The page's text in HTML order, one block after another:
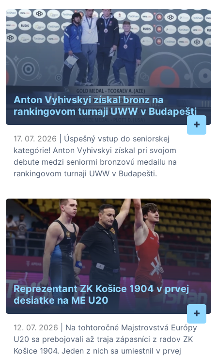
Anton Vyhivskyi získal bronz na
rankingovom turnaji UWW v Budapešti
+
17. 07. 2026 | Úspešný vstup do seniorskej
kategórie! Anton Vyhivskyi získal pri svojom
debute medzi seniormi bronzovú medailu na
rankingovom turnaji UWW v Budapešti.
Reprezentant ZK Košice 1904 v prvej
desiatke na ME U20
+
12. 07. 2026 | Na tohtoročné Majstrovstvá Európy
U20 sa prebojovali až traja zápasníci z radov ZK
Košice 1904. Jeden z nich sa umiestnil v prvej